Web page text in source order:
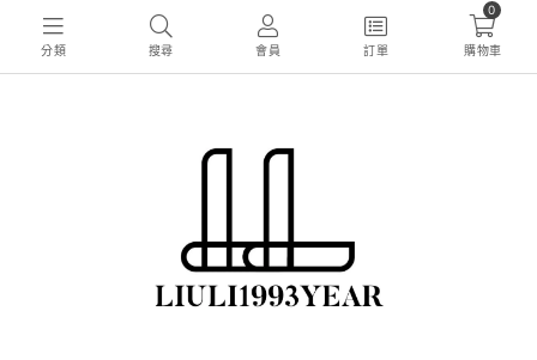
分類 搜尋 會員 訂單
0
購物車